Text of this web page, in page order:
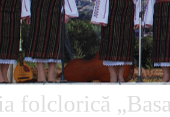
folclorică